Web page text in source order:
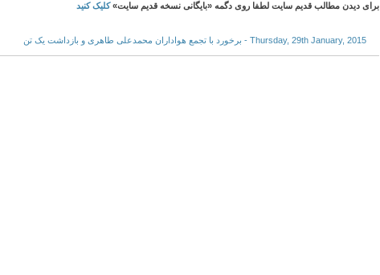
برای دیدن مطالب قدیم سایت لطفا روی دگمه «بایگانی نسخه قدیم سایت»کلیک کنید
Thursday, 29th January, 2015 - برخورد با تجمع هواداران محمدعلی طاهری و بازداشت یک تن